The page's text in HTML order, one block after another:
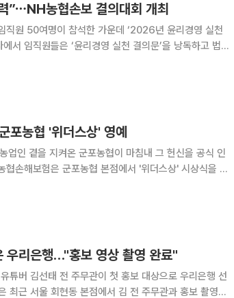
”⋯NH농협손보 결의대회 개최
직원 50여명이 참석한 가운데 ‘2026년 윤리경영 실천
성희롱·직장 내 괴롭힘
포농협 '위더스상' 영예
업인 곁을 지켜온 군포농협이 마침내 그 헌신을 공식 인
홍보·지원하며 조합원 실
우리은행…"홍보 영상 촬영 완료"
튜버 김선태 전 주무관이 첫 홍보 대상으로 우리은행 선